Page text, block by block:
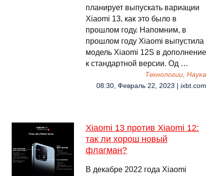
планирует выпускать вариации
Xiaomi 13, как это было в
прошлом году. Напомним, в
прошлом году Xiaomi выпустила
модель Xiaomi 12S в дополнение
к стандартной версии. Од …
Технологии, Наука
08:30, Февраль 22, 2023 | ixbt.com
Xiaomi 13 против Xiaomi 12:
так ли хорош новый
флагман?
В декабре 2022 года Xiaomi